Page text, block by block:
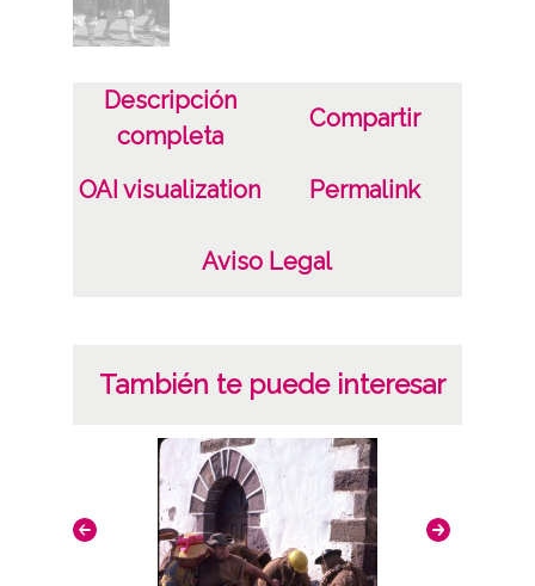
Licencia de las imágenes
Descripción
completa
Compartir
OAI visualization Permalink
Aviso Legal
También te puede interesar